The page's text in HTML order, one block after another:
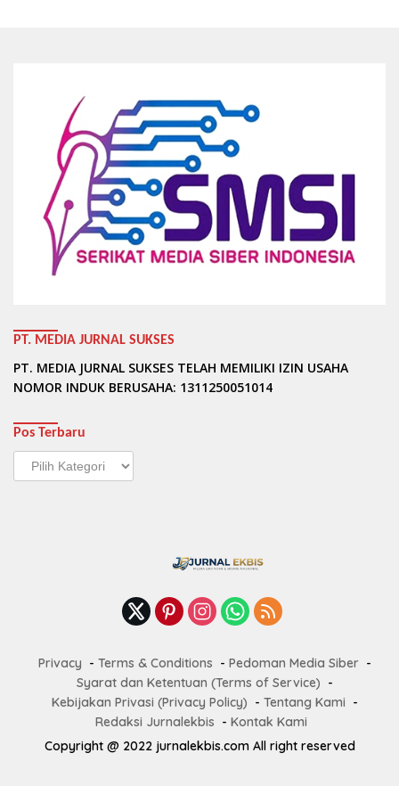
PT. MEDIA JURNAL SUKSES
PT. MEDIA JURNAL SUKSES TELAH MEMILIKI IZIN USAHA
NOMOR INDUK BERUSAHA: 1311250051014
Pos Terbaru
Pos
Terbaru
Privacy Terms & Conditions
Pedoman Media Siber
Syarat dan Ketentuan (Terms of Service)
Kebijakan Privasi (Privacy Policy)
Tentang Kami
Redaksi Jurnalekbis
Kontak Kami
Copyright @ 2022 jurnalekbis.com All right reserved